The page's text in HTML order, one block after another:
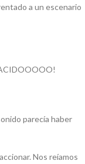
a un escenario
parecía haber
Nos reíamos